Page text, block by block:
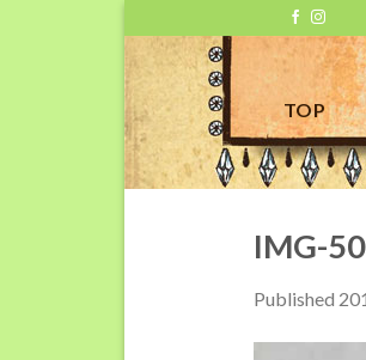
content
TOP
IMG-
Published